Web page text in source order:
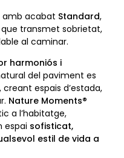
amb acabat Standard,
transmet sobrietat,
al caminar.
harmoniós i
del paviment es
espais d’estada,
Nature Moments®
a l’habitatge,
espai sofisticat,
estil de vida a